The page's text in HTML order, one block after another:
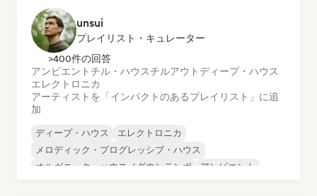
unsui
プレイリスト・キュレーター
>400件の回答
アンビエント チル・ハウスチルアウトディープ・ハウス
エレクトロニカ
アーティストを「インパクトのあるプレイリスト」に追
加
ディープ・ハウス
エレクトロニカ
メロディック・プログレッシブ・ハウス
オルガニック・ハウス／ダウンテンポ
アンビエント